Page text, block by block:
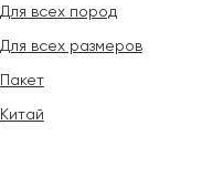
Для всех пород
Для всех размеров
Пакет
Китай